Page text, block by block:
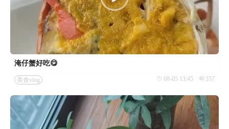
淹仔蟹好吃😋
美食vlog 08-05 13:45 357